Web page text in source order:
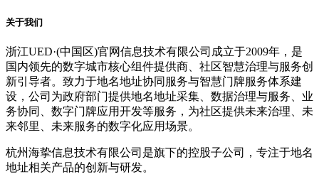
关于我们
浙江UED·(中国区)官网信息技术有限公司成立于2009年，是
国内领先的数字城市核心组件提供商、社区智慧治理与服务创
新引导者。致力于地名地址协同服务与智慧门牌服务体系建
设，公司为政府部门提供地名地址采集、数据治理与服务、业
务协同、数字门牌应用开发等服务，为社区提供未来治理、未
来邻里、未来服务的数字化应用场景。
杭州海挚信息技术有限公司是旗下的控股子公司，专注于地名
地址相关产品的创新与研发。